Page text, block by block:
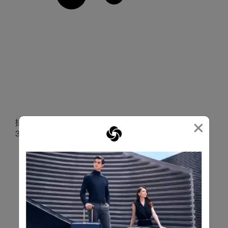
×
掛勾設計可懸掛袋子或物品（已裝行李時最大承重為
3–5 公斤）